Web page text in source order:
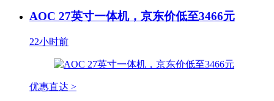
AOC 27英寸一体机，京东价低至3466元
22小时前
优惠直达 >